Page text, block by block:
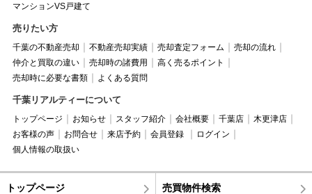
マンションVS戸建て
売りたい方
千葉の不動産売却 不動産売却実績 売却査定フォーム
売却の流れ
仲介と買取の違い
売却時の諸費用
高く売るポイント
売却時に必要な書類
よくある質問
千葉リアルティーについて
トップページ お知らせ スタッフ紹介 会社概要 千葉店
木更津店
お客様の声
お問合せ 来店予約 会員登録
ログイン
個人情報の取扱い
トップページ 売買物件検索